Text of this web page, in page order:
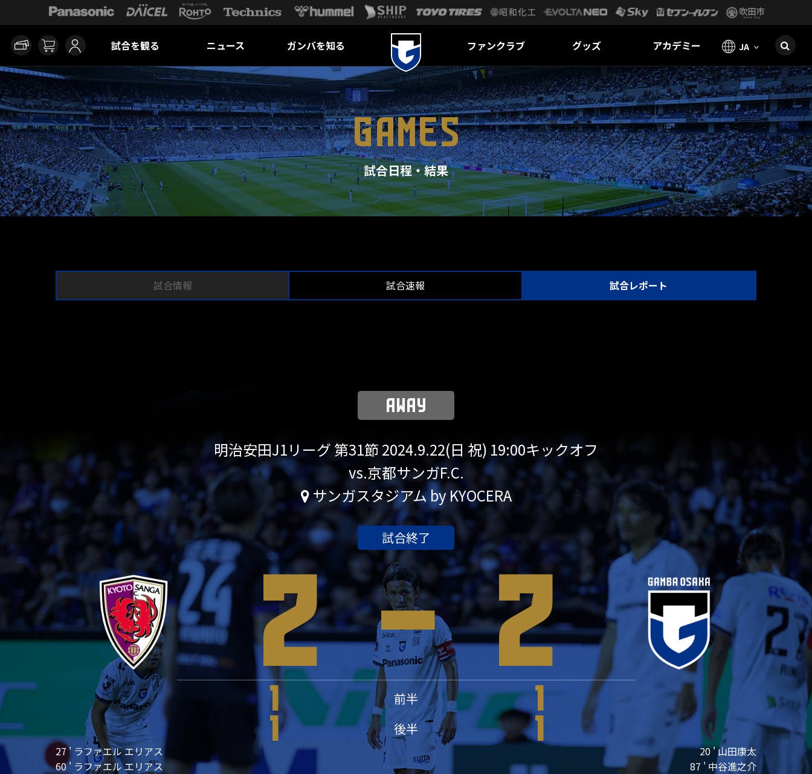
試合を観る ニュース ガンバを知る ファンクラブ グッズ アカデミー JA
GAMES
試合日程・結果
試合情報 試合速報 試合レポート
AWAY
明治安田J1リーグ 第31節 2024.9.22(日 祝) 19:00キックオフ
vs.京都サンガF.C.
サンガスタジアム by KYOCERA
試合終了
2 - 2
1 前半
1
1
後半 1
27 ' ラファエル エリアス
60 ' ラファエル エリアス
20 ' 山田康太
87 ' 中谷進之介